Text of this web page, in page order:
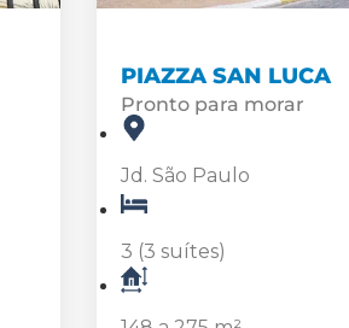
PIAZZA SAN LUCA
Pronto para morar
Jd. São Paulo
3 (3 suítes)